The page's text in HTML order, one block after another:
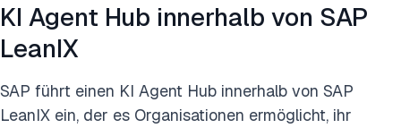
KI Agent Hub innerhalb von SAP
LeanIX
SAP führt einen KI Agent Hub innerhalb von SAP
LeanIX ein, der es Organisationen ermöglicht, ihr